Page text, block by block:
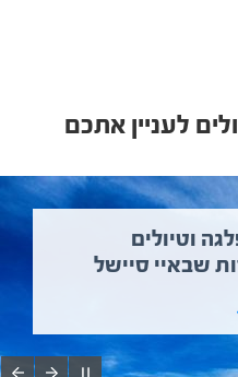
לעניין אתכם
וטיולים
שבאיי סיישל